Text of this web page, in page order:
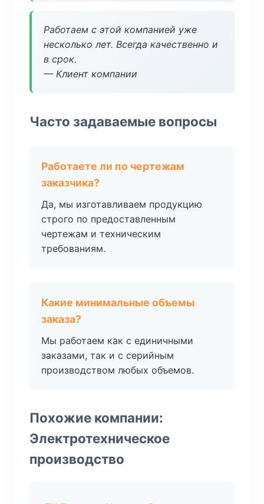
Работаем с этой компанией уже
несколько лет. Всегда качественно и
в срок.
— Клиент компании
Часто задаваемые вопросы
Работаете ли по чертежам
заказчика?
Да, мы изготавливаем продукцию
строго по предоставленным
чертежам и техническим
требованиям.
Какие минимальные объемы
заказа?
Мы работаем как с единичными
заказами, так и с серийным
производством любых объемов.
Похожие компании:
Электротехническое
производство